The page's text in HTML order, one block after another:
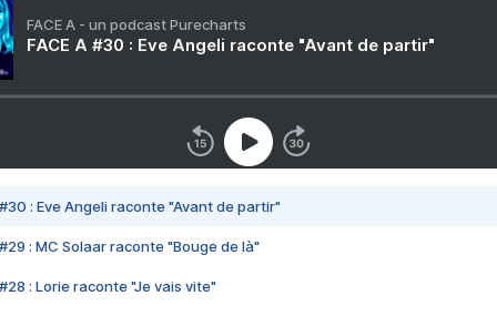
FACE A - un podcast Purecharts
FACE A #30 : Eve Angeli raconte "Avant de partir"
#30 : Eve Angeli raconte "Avant de partir"
#29 : MC Solaar raconte "Bouge de là"
#28 : Lorie raconte "Je vais vite"